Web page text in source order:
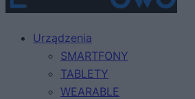
Urządzenia
SMARTFONY
TABLETY
WEARABLE